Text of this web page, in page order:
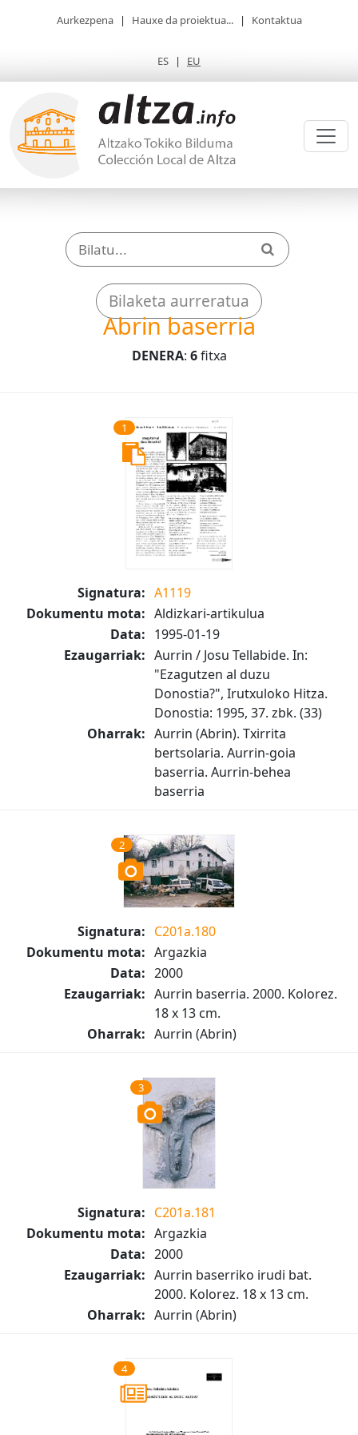
Aurkezpena | Hauxe da proiektua... | Kontaktua
ES | EU
Bilaketa aurreratua
Abrin baserria
DENERA: 6fitxa
1
Signatura: A1119
Dokumentu mota: Aldizkari-artikulua
Data: 1995-01-19
Ezaugarriak: Aurrin / Josu Tellabide. In:
"Ezagutzen al duzu
Donostia?", Irutxuloko Hitza.
Donostia: 1995, 37. zbk. (33)
Oharrak: Aurrin (Abrin). Txirrita
bertsolaria. Aurrin-goia
baserria. Aurrin-behea
baserria
2
Signatura: C201a.180
Dokumentu mota: Argazkia
Data: 2000
Ezaugarriak: Aurrin baserria. 2000. Kolorez.
18 x 13 cm.
Oharrak: Aurrin (Abrin)
3
Signatura: C201a.181
Dokumentu mota: Argazkia
Data: 2000
Ezaugarriak: Aurrin baserriko irudi bat.
2000. Kolorez. 18 x 13 cm.
Oharrak: Aurrin (Abrin)
4